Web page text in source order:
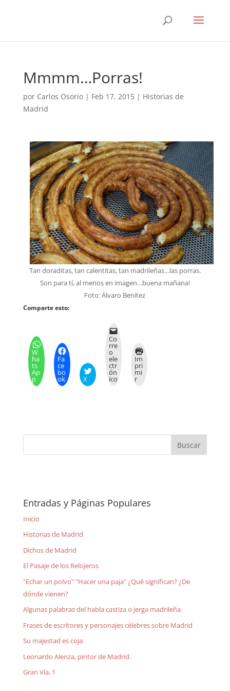
Mmmm…Porras!
por Carlos Osorio| Feb 17, 2015| Historias de
Madrid
Tan doraditas, tan calentitas, tan madrileñas…las porras.
Son para tí, al menos en imagen…buena mañana!
Foto: Álvaro Benítez
Comparte esto:
W
ha
ts
Ap
p
Fa
ce
bo
ok X
Co
rre
o
ele
ctr
ón
ico
Im
pri
mi
r
Entradas y Páginas Populares
Inicio
Historias de Madrid
Dichos de Madrid
El Pasaje de los Relojeros
"Echar un polvo" "Hacer una paja" ¿Qué significan? ¿De
dónde vienen?
Algunas palabras del habla castiza o jerga madrileña.
Frases de escritores y personajes célebres sobre Madrid
Su majestad es coja.
Leonardo Alenza, pintor de Madrid
Gran Vía, 1